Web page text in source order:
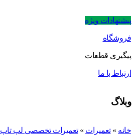
پیشنهادات ویژه
فروشگاه
پیگیری قطعات
ارتباط با ما
وبلاگ
خانه »تعمیرات »تعمیرات تخصصی لپ تاپ